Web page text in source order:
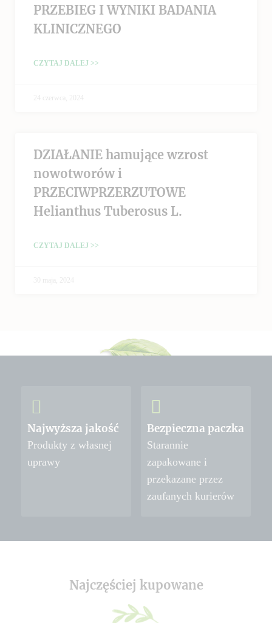
PRZEBIEG I WYNIKI BADANIA
KLINICZNEGO
CZYTAJ DALEJ >>
24 czerwca, 2024
DZIAŁANIE hamujące wzrost
nowotworów i
PRZECIWPRZERZUTOWE
Helianthus Tuberosus L.
CZYTAJ DALEJ >>
30 maja, 2024
Najwyższa jakość
Produkty z własnej
uprawy
Bezpieczna paczka
Starannie
zapakowane i
przekazane przez
zaufanych kurierów
Najczęściej kupowane